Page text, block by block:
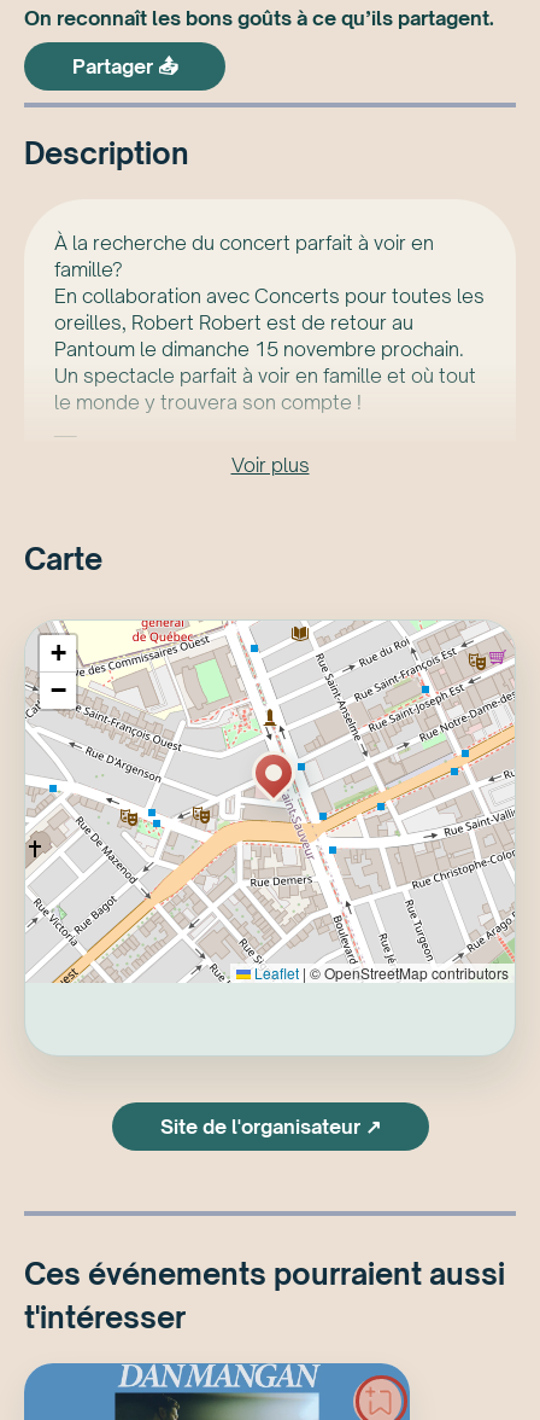
On reconnaît les bons goûts à ce qu’ils partagent.
Partager 📤
Description
À la recherche du concert parfait à voir en
famille?
En collaboration avec Concerts pour toutes les
oreilles, Robert Robert est de retour au
Pantoum le dimanche 15 novembre prochain.
Un spectacle parfait à voir en famille et où tout
le monde y trouvera son compte !
Les Concerts pour toutes les
oreilles permettent d'assister à son spectacle
- Le volume sonore est adapté aux oreilles
- Pas besoin de se coucher tard pour y
assister, c'est en pleine journée!
- Admission gratuite pour les enfants de moins
de 2 ans
DÉTAILS
Le spectacle commence à l'heure (portes 14h,
spectacle 15h)
Les chaussures extérieures doivent être
retirées à l'entrée.
Des pantoufles et des couvre-chaussures sont
disponibles en quantité limitée, on vous
suggère donc d'apporter les vôtres!
Le vestiaire est gratuit
Le bar sera ouvert (18+)
Breuvages non-alcoolisés et collations aussi
Voir plus
Carte
+
−
Leaflet | © OpenStreetMap contributors
Site de l'organisateur ↗
Ces événements pourraient aussi
t'intéresser